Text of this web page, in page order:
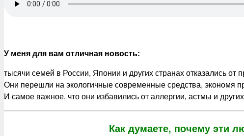
У меня для вам отличная новость:
тысячи семей в России, Японии и других странах отказались
Они перешли на экологичные современные средства, экономя
И самое важное, что они избавились от аллергии, астмы и
Как думаете, почему эти